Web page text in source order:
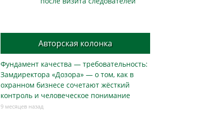
Авторская колонка
Фундамент качества — требовательность:
Замдиректора «Дозора» — о том, как в
охранном бизнесe сочетают жёсткий
контроль и человеческое понимание
9 месяцев назад